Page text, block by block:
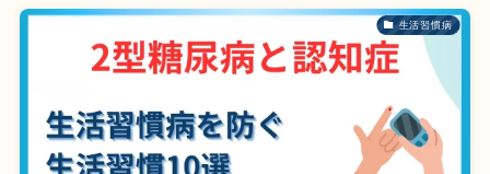
生活習慣病